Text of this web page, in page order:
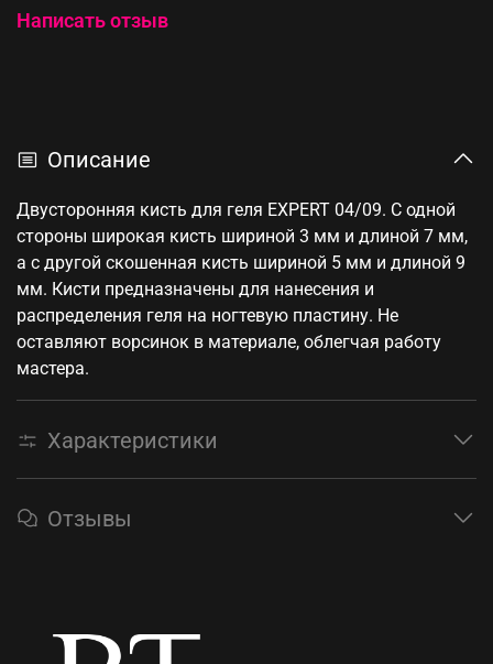
Написать отзыв
Описание
Двусторонняя кисть для геля EXPERT 04/09. С одной
стороны широкая кисть шириной 3 мм и длиной 7 мм,
а с другой скошенная кисть шириной 5 мм и длиной 9
мм. Кисти предназначены для нанесения и
распределения геля на ногтевую пластину. Не
оставляют ворсинок в материале, облегчая работу
мастера.
Характеристики
Отзывы